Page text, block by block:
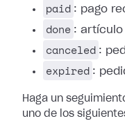
paid : pago
done : artículo
canceled :
expired :
Haga un
uno de los